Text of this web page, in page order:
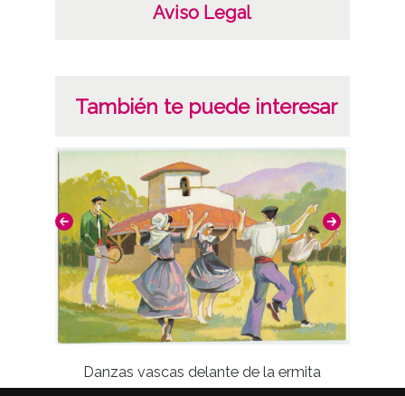
Aviso Legal
También te puede interesar
Danzas vascas delante de la ermita